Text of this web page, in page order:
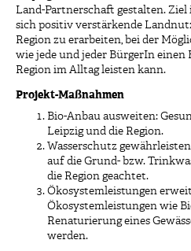
Land-Partnerschaft gestalten. Ziel
sich positiv verstärkende
Region zu erarbeiten, bei der
wie jede und jeder BürgerIn
Region im Alltag leisten kann.
Projekt-Maßnahmen
Bio-Anbau ausweiten:
Leipzig und die Region.
Wasserschutz
auf die Grund- bzw.
die Region geachtet.
Ökosystemleistungen
Ökosystemleistungen wie
Renaturierung eines
werden.